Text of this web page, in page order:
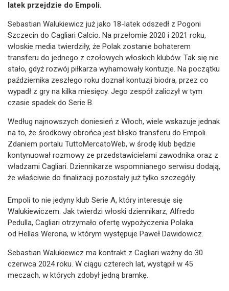
latek przejdzie do Empoli.
Sebastian Walukiewicz już jako 18-latek odszedł z Pogoni
Szczecin do Cagliari Calcio. Na przełomie 2020 i 2021 roku,
włoskie media twierdziły, że Polak zostanie bohaterem
transferu do jednego z czołowych włoskich klubów. Tak się nie
stało, gdyż rozwój piłkarza wyhamowały kontuzje. Na początku
października zeszłego roku doznał kontuzji biodra, przez co
wypadł z gry na kilka miesięcy. Jego zespół zaliczył w tym
czasie spadek do Serie B.
Według najnowszych doniesień z Włoch, wiele wskazuje jednak
na to, że środkowy obrońca jest blisko transferu do Empoli.
Zdaniem portalu TuttoMercatoWeb, w środę klub będzie
kontynuował rozmowy ze przedstawicielami zawodnika oraz z
władzami Cagliari. Dziennikarze wspomnianego serwisu dodają,
że właściwie do finalizacji pozostały już tylko szczegóły.
Empoli to nie jedyny klub Serie A, który interesuje się
Walukiewiczem. Jak twierdzi włoski dziennikarz, Alfredo
Pedulla, Cagliari otrzymało ofertę wypożyczenia Polaka
od Hellas Werona, w którym występuje Paweł Dawidowicz.
Sebastian Walukiewicz ma kontrakt z Cagliari ważny do 30
czerwca 2024 roku. W ciągu czterech lat, wystąpił w 45
meczach, w których zdobył jedną bramkę.